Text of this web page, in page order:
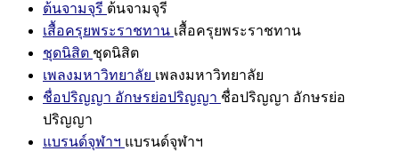
ต้นจามจุรี ต้นจามจุรี
เสื้อครุยพระราชทาน เสื้อครุยพระราชทาน
ชุดนิสิต ชุดนิสิต
เพลงมหาวิทยาลัย เพลงมหาวิทยาลัย
ชื่อปริญญา อักษรย่อปริญญา ชื่อปริญญา อักษรย่อ
ปริญญา
แบรนด์จุฬาฯ แบรนด์จุฬาฯ